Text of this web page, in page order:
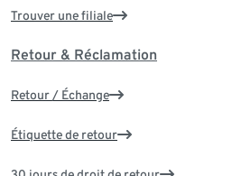
Trouver une filiale
Retour & Réclamation
Retour / Échange
Étiquette de retour